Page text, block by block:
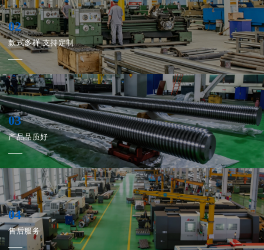
厂区 厂区
厂区 厂区
02
款式多样 支持定制
03
产品品质好
04
售后服务